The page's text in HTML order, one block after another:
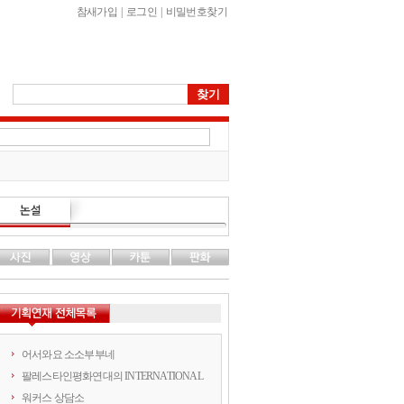
참새가입 로그인 비밀번호찾기
어서와요 소소부부네
팔레스타인평화연대의 INTERNATIONAL
워커스 상담소